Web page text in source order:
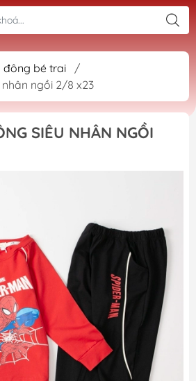
đông bé trai
/
ngồi 2/8 x23
SIÊU NHÂN NGỒI